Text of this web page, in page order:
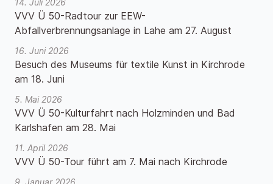
14. Juli 2026
VVV Ü 50-Radtour zur EEW-
Abfallverbrennungsanlage in Lahe am 27. August
16. Juni 2026
Besuch des Museums für textile Kunst in Kirchrode
am 18. Juni
5. Mai 2026
VVV Ü 50-Kulturfahrt nach Holzminden und Bad
Karlshafen am 28. Mai
11. April 2026
VVV Ü 50-Tour führt am 7. Mai nach Kirchrode